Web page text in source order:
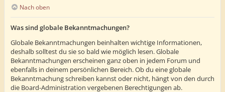
Nach oben
Was sind globale Bekanntmachungen?
Globale Bekanntmachungen beinhalten wichtige Informationen,
deshalb solltest du sie so bald wie möglich lesen. Globale
Bekanntmachungen erscheinen ganz oben in jedem Forum und
ebenfalls in deinem persönlichen Bereich. Ob du eine globale
Bekanntmachung schreiben kannst oder nicht, hängt von den durch
die Board-Administration vergebenen Berechtigungen ab.